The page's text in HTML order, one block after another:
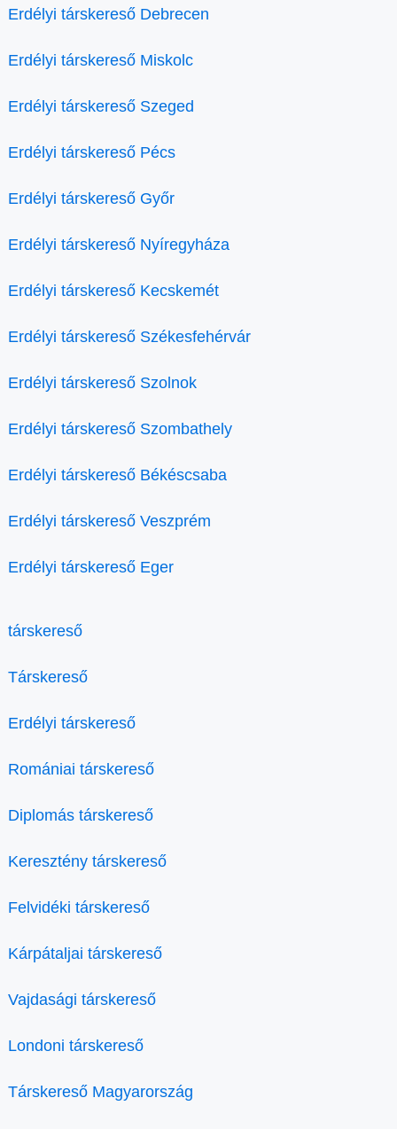
Erdélyi társkereső Debrecen
Erdélyi társkereső Miskolc
Erdélyi társkereső Szeged
Erdélyi társkereső Pécs
Erdélyi társkereső Győr
Erdélyi társkereső Nyíregyháza
Erdélyi társkereső Kecskemét
Erdélyi társkereső Székesfehérvár
Erdélyi társkereső Szolnok
Erdélyi társkereső Szombathely
Erdélyi társkereső Békéscsaba
Erdélyi társkereső Veszprém
Erdélyi társkereső Eger
társkereső
Társkereső
Erdélyi társkereső
Romániai társkereső
Diplomás társkereső
Keresztény társkereső
Felvidéki társkereső
Kárpátaljai társkereső
Vajdasági társkereső
Londoni társkereső
Társkereső Magyarország